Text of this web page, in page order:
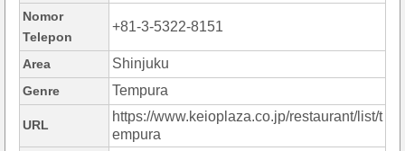
Nomor
Telepon
+81-3-5322-8151
Area Shinjuku
Genre Tempura
URL
https://www.keioplaza.co.jp/restaurant/list/t
empura